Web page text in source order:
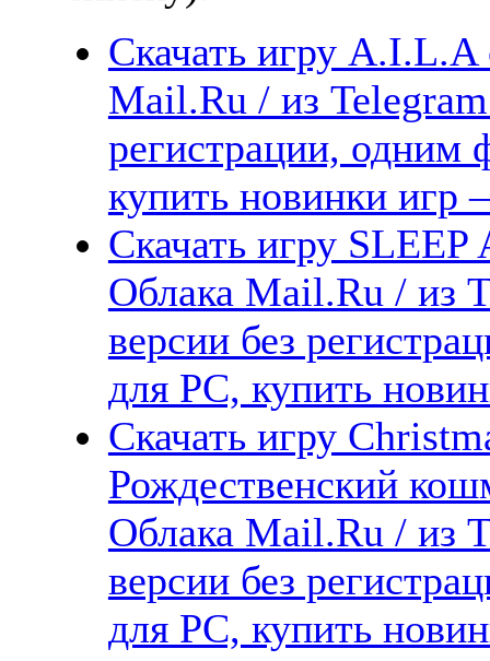
Скачать игру
Mail.Ru / из
регистрации, одним
купить новинки
Скачать игру
Облака Mail.Ru / из
версии без
для PC, купить
Скачать игру
Рождественский
Облака Mail.Ru / из
версии без
для PC, купить